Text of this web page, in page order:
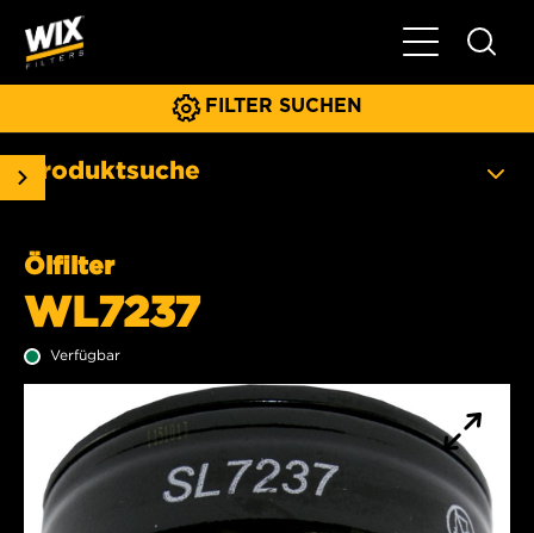
FILTER SUCHEN
Produktsuche
Ölfilter
WL7237
Verfügbar